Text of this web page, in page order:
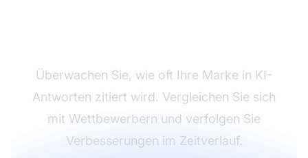
Überwachen Sie, wie oft Ihre Marke in KI-
Antworten zitiert wird. Vergleichen Sie sich
mit Wettbewerbern und verfolgen Sie
Verbesserungen im Zeitverlauf.